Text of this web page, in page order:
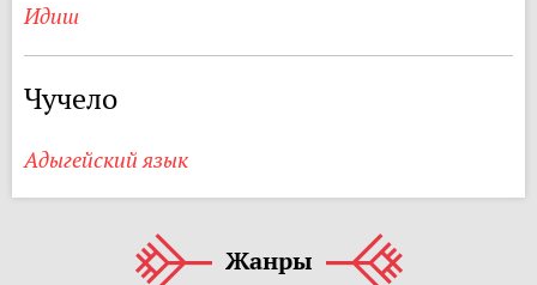
Идиш
Чучело
Адыгейский язык
Жанры